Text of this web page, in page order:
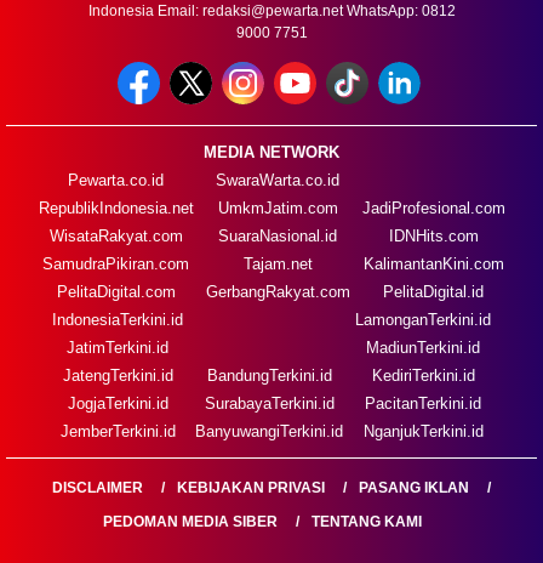
Indonesia Email: redaksi@pewarta.netWhatsApp: 0812
9000 7751
MEDIA NETWORK
Pewarta.co.id
RepublikIndonesia.net
WisataRakyat.com
SamudraPikiran.com
PelitaDigital.com
SwaraWarta.co.id
UmkmJatim.com
SuaraNasional.id
Tajam.net
GerbangRakyat.com
JadiProfesional.com
IDNHits.com
KalimantanKini.com
PelitaDigital.id
IndonesiaTerkini.id
JatimTerkini.id
JatengTerkini.id
JogjaTerkini.id
JemberTerkini.id
BandungTerkini.id
SurabayaTerkini.id
BanyuwangiTerkini.id
LamonganTerkini.id
MadiunTerkini.id
KediriTerkini.id
PacitanTerkini.id
NganjukTerkini.id
DISCLAIMER KEBIJAKAN PRIVASI
PASANG IKLAN
PEDOMAN MEDIA SIBER
TENTANG KAMI